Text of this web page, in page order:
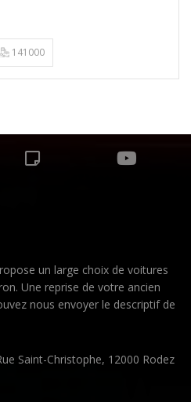
141000
un large choix de voitures
Une reprise de votre ancien
nous envoyer le descriptif de
Saint-Christophe, 12000 Rodez